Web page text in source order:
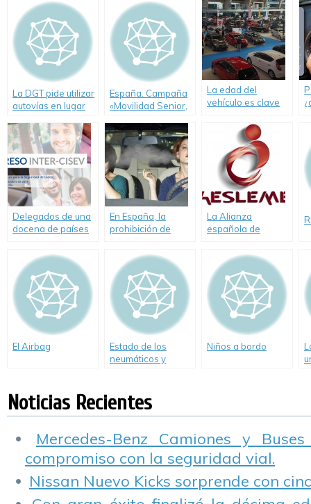
La DGT pide utilizar
autovías en lugar
secundarias
España. Campaña
«Movilidad Senior,
todos» para
mayores de 65
años
La edad del
vehículo es clave
seguridad
Delegados de una
docena de países
llamada del
InterCISEV
En España, la
prohibición de
conduce genera
una nueva
polémica
La Alianza
española de
infantil (AESVI),
incorpora a
AESLEME
El Airbag
Estado de los
neumáticos y
Niños a bordo
Noticias Recientes
Mercedes-Benz Camiones y
compromiso con la seguridad vial.
Nissan Nuevo Kicks sorprende con